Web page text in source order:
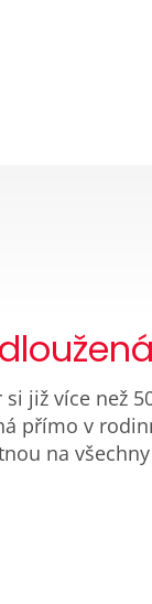
si již více než
přímo v
na